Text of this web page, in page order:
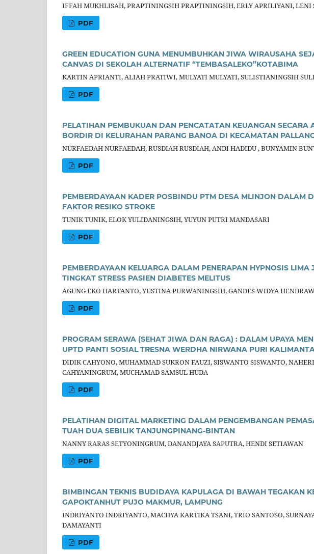
IFFAH MUKHLISAH, PRAPTININGSIH PRAPTININGSIH, ERLY APRILIYANI, LENI
PDF
GREEN EDUCATION GUNA MENUMBUHKAN JIWA WIRAUSAHA
CANVAS DI SEKOLAH ALTERNATIF “TEMBASALEKO”KOTABIMA
KARTIN APRIANTI, ALIAH PRATIWI, MULYATI MULYATI, SULISTIANINGSIH
PDF
PELATIHAN PEMBUKUAN DAN PENCATATAN KEUANGAN
BORDIR DI KELURAHAN PARANG BANOA DI KECAMATAN
NURFAEDAH NURFAEDAH, RUSDIAH RUSDIAH, ANDI HADIDU , BUNYAMIN
PDF
PEMBERDAYAAN KADER POSBINDU PTM DESA MLINJON DALAM
FAKTOR RESIKO STROKE
TUNIK TUNIK, ELOK YULIDANINGSIH, YUYUN PUTRI MANDASARI
PDF
PEMBERDAYAAN KELUARGA DALAM PENERAPAN HYPNOSIS
TINGKAT STRESS PASIEN DIABETES MELITUS
AGUNG EKO HARTANTO, YUSTINA PURWANINGSIH, GANDES WIDYA
PDF
PROGRAM SERAWA (SEHAT JIWA DAN RAGA) : DALAM UPAYA
UPTD PANTI SOSIAL TRESNA WERDHA NIRWANA PURI
DIDIK CAHYONO, MUHAMMAD SUKRON FAUZI, SISWANTO SISWANTO,
CAHYANINGRUM, MUCHAMAD SAMSUL HUDA
PDF
PELATIHAN DIGITAL MARKETING DALAM PENGEMBANGAN
TUAH DUA SEBILIK TANJUNGPINANG-BINTAN
NANNY RARAS SETYONINGRUM, DANANDJAYA SAPUTRA, HENDI SETIAWAN
PDF
BIMBINGAN TEKNIS BUDIDAYA KAPULAGA DI BAWAH TEGAKAN
GAPOKTANHUT PUJO MAKMUR, LAMPUNG
INDRIYANTO INDRIYANTO, MACHYA KARTIKA TSANI, TRIO SANTOSO,
DAMAYANTI
PDF